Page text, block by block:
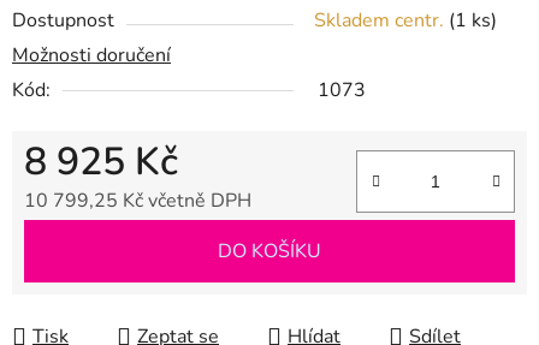
Dostupnost Skladem centr. (1 ks)
Možnosti doručení
Kód:
1073
8 925 Kč
10 799,25 Kč včetně DPH
DO KOŠÍKU
Tisk Zeptat se Hlídat Sdílet